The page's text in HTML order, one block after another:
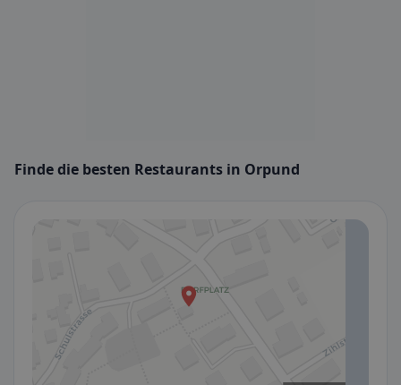
Finde die besten Restaurants in Orpund